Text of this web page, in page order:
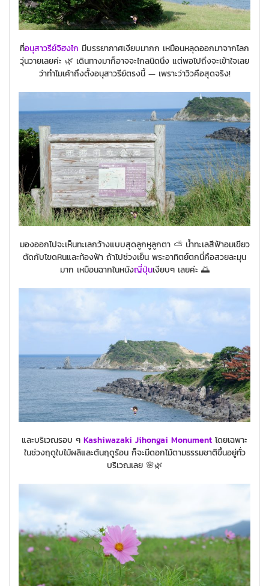
ที่อนุสาวรีย์จิฮงไก มีบรรยากาศเงียบมากก เหมือนหลุดออกมาจากโลก
วุ่นวายเลยค่ะ 🌿 เดินทางมาก็อาจจะไกลนิดนึง แต่พอไปถึงจะเข้าใจเลย
ว่าทำไมเค้าถึงตั้งอนุสาวรีย์ตรงนี้ — เพราะว่าวิวคือสุดจริง!
มองออกไปจะเห็นทะเลกว้างแบบสุดลูกหูลูกตา ⛅ น้ำทะเลสีฟ้าอมเขียว
ตัดกับโขดหินและท้องฟ้า ถ้าไปช่วงเย็น พระอาทิตย์ตกนี่คือสวยละมุน
มาก เหมือนฉากในหนังญี่ปุ่นเงียบๆ เลยค่ะ 🌅
และบริเวณรอบ ๆ Kashiwazaki Jihongai Monument โดยเฉพาะ
ในช่วงฤดูใบไม้ผลิและต้นฤดูร้อน ก็จะมีดอกไม้ตามธรรมชาติขึ้นอยู่ทั่ว
บริเวณเลย 🌸🌿